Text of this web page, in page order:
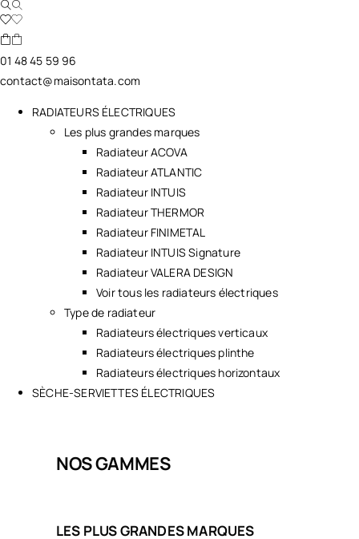
01 48 45 59 96
contact@maisontata.com
RADIATEURS ÉLECTRIQUES
Les plus grandes marques
Radiateur ACOVA
Radiateur ATLANTIC
Radiateur INTUIS
Radiateur THERMOR
Radiateur FINIMETAL
Radiateur INTUIS Signature
Radiateur VALERA DESIGN
Voir tous les radiateurs électriques
Type de radiateur
Radiateurs électriques verticaux
Radiateurs électriques plinthe
Radiateurs électriques horizontaux
SÈCHE-SERVIETTES ÉLECTRIQUES
NOS GAMMES
LES PLUS GRANDES MARQUES